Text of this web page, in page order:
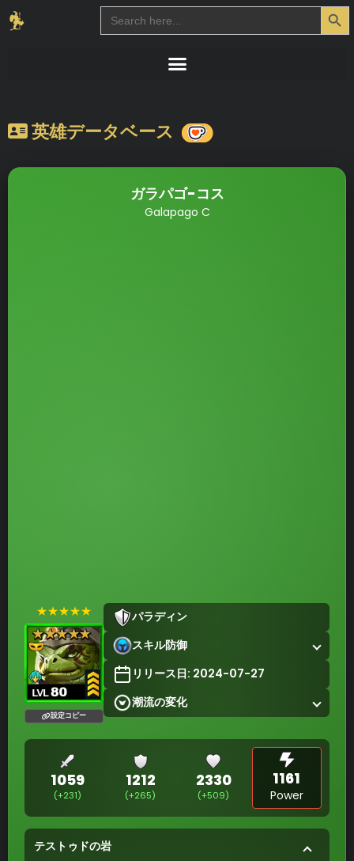
Search
for:
Search Button
英雄データベース
ガラパゴ-コス
Galapago C
★★★★★
設定コピー
パラディン
スキル防御
リリース日: 2024-07-27
潮流の変化
1059
(+231)
1212
(+265)
2330
(+509)
1161
Power
テストゥドの岩